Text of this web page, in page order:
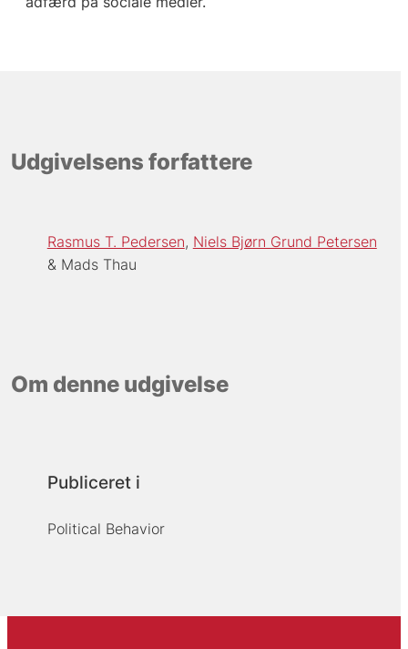
Udgivelsens forfattere
Rasmus T. Pedersen Niels Bjørn Grund Petersen
Mads Thau
Om denne udgivelse
Publiceret i
Political Behavior